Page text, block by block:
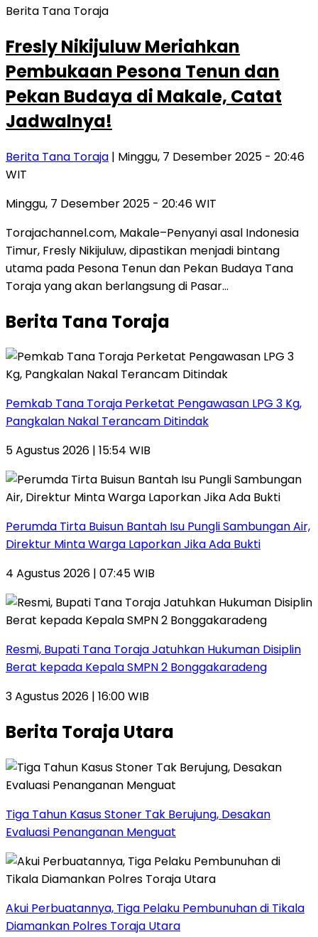
Berita Tana Toraja
Fresly Nikijuluw Meriahkan
Pembukaan Pesona Tenun dan
Pekan Budaya di Makale, Catat
Jadwalnya!
Berita Tana Toraja | Minggu, 7 Desember 2025 - 20:46
WIT
Minggu, 7 Desember 2025 - 20:46 WIT
Torajachannel.com, Makale–Penyanyi asal Indonesia
Timur, Fresly Nikijuluw, dipastikan menjadi bintang
utama pada Pesona Tenun dan Pekan Budaya Tana
Toraja yang akan berlangsung di Pasar…
Berita Tana Toraja
Pemkab Tana Toraja Perketat Pengawasan LPG 3 Kg,
Pangkalan Nakal Terancam Ditindak
5 Agustus 2026 | 15:54 WIB
Perumda Tirta Buisun Bantah Isu Pungli Sambungan Air,
Direktur Minta Warga Laporkan Jika Ada Bukti
4 Agustus 2026 | 07:45 WIB
Resmi, Bupati Tana Toraja Jatuhkan Hukuman Disiplin
Berat kepada Kepala SMPN 2 Bonggakaradeng
3 Agustus 2026 | 16:00 WIB
Berita Toraja Utara
Tiga Tahun Kasus Stoner Tak Berujung, Desakan
Evaluasi Penanganan Menguat
Akui Perbuatannya, Tiga Pelaku Pembunuhan di Tikala
Diamankan Polres Toraja Utara